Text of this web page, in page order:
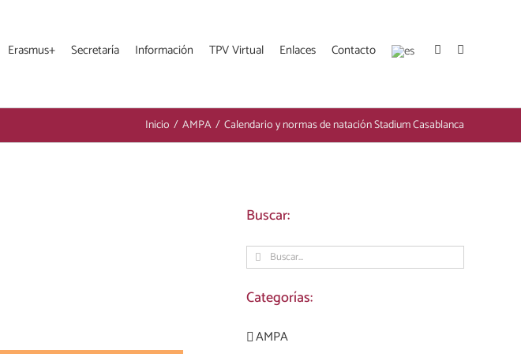
Erasmus+ Secretaría Información TPV Virtual Enlaces Contacto
Inicio / AMPA / Calendario y normas de natación Stadium Casablanca
Buscar:
Buscar:
Categorías:
AMPA